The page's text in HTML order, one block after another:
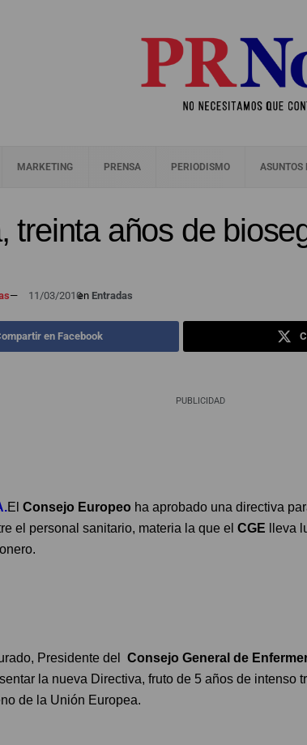
MARKETING PRENSA PERIODISMO ASUNTOS
treinta años de
— 11/03/2010en Entradas
en Facebook
PUBLICIDAD
El Consejo Europeo ha aprobado una directiva
el personal sanitario, materia la que el CGE lleva
Presidente del Consejo General de
la nueva Directiva, fruto de 5 años de intenso
de la Unión Europea.